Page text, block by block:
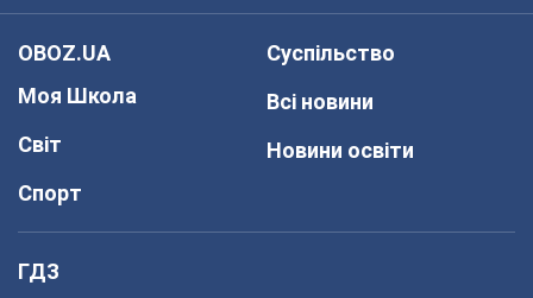
OBOZ.UA
Моя Школа
Світ
Спорт
Суспільство
Всі новини
Новини освіти
ГДЗ